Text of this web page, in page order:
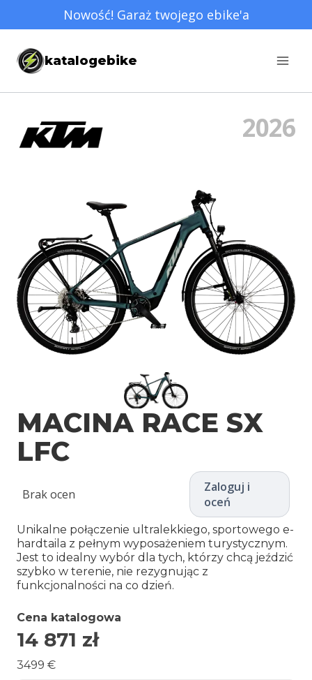
do
treści
Nowość! Garaż twojego ebike'a
katalogebike
2026
MACINA RACE SX
LFC
Brak ocen
Zaloguj i
oceń
Unikalne połączenie ultralekkiego, sportowego e-
hardtaila z pełnym wyposażeniem turystycznym.
Jest to idealny wybór dla tych, którzy chcą jeździć
szybko w terenie, nie rezygnując z
funkcjonalności na co dzień.
Cena katalogowa
14 871 zł
3499 €